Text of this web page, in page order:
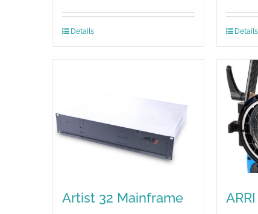
Details Details
Artist 32 Mainframe